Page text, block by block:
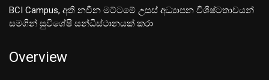
BCI Campus, අති නවීන මට්ටමේ උසස් අධ්‍යාපන විශිෂ්ටතාවයන්
සමගින් සුවිශේෂී සන්ධිස්ථානයක් කරා
Overview